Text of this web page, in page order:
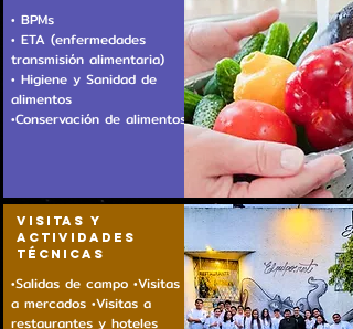
• BPMs
• ETA (enfermedades
transmisión alimentaria)
• Higiene y Sanidad de
alimentos
•Conservación de alimentos
VISITAS Y
ACTIVIDADES
TÉCNICAS
•Salidas de campo •Visitas
a mercados •Visitas a
restaurantes y hoteles